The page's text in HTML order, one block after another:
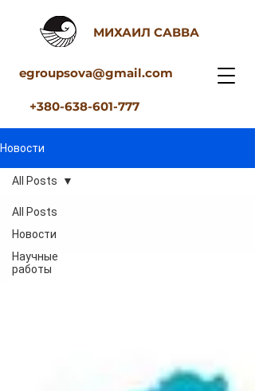
МИХАИЛ САВВА
egroupsova@gmail.com
+380-638-601-777
Новости
All Posts
Новости
Научные
работы
All Posts